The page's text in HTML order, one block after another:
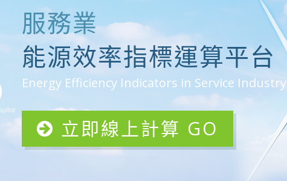
服務業
能源效率指標運算平台
Energy Efficiency Indicators in Service Industry
立即線上計算 GO